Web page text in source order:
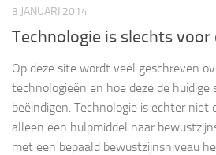
3 JANUARI 2014
Technologie is slechts voor
Op deze site wordt veel geschreven
technologieën en hoe deze de huidige
beëindigen. Technologie is echter niet
alleen een hulpmiddel naar
met een bepaald bewustzijnsniveau